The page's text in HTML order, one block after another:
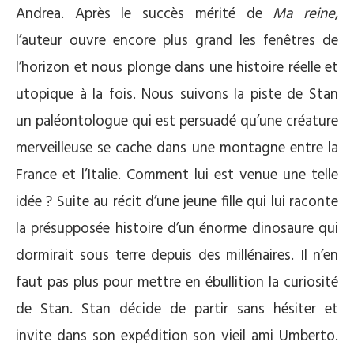
Andrea. Après le succès mérité de Ma reine,
l’auteur ouvre encore plus grand les fenêtres de
l’horizon et nous plonge dans une histoire réelle et
utopique à la fois. Nous suivons la piste de Stan
un paléontologue qui est persuadé qu’une créature
merveilleuse se cache dans une montagne entre la
France et l’Italie. Comment lui est venue une telle
idée ? Suite au récit d’une jeune fille qui lui raconte
la présupposée histoire d’un énorme dinosaure qui
dormirait sous terre depuis des millénaires. Il n’en
faut pas plus pour mettre en ébullition la curiosité
de Stan. Stan décide de partir sans hésiter et
invite dans son expédition son vieil ami Umberto.